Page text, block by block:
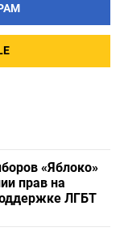
«Яблоко»
прав на
ЛГБТ